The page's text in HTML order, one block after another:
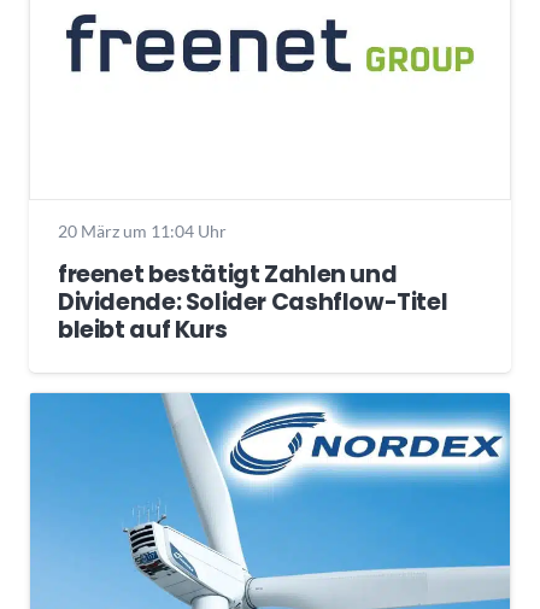
20 März um 11:04 Uhr
freenet bestätigt Zahlen und
Dividende: Solider Cashflow-Titel
bleibt auf Kurs